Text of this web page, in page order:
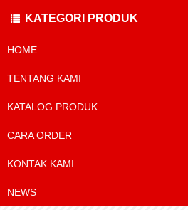
HOME
TENTANG KAMI
KATALOG PRODUK
CARA ORDER
KONTAK KAMI
NEWS
KATEGORI PRODUK